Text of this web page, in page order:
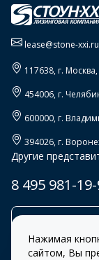
lease@stone-xxi.ru
117638, г. Москва,
454006, г.
600000, г.
394026, г.
Другие
8 495 981-
Нажимая
сайтом, Вы